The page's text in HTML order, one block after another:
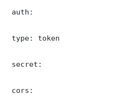
auth:
type: token
secret:
cors: